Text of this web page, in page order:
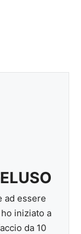
ad essere
iniziato a
da 10